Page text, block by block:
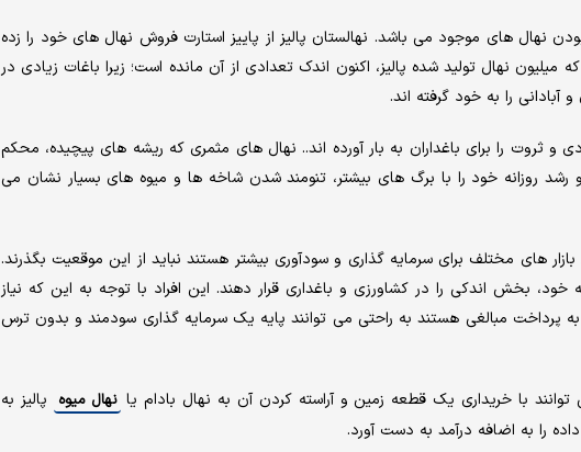
نهال های موجود می باشد. نهالستان پالیز از پاییز استارت فروش نهال های خود را زده
میلیون نهال تولید شده پالیز، اکنون اندک تعدادی از آن مانده است؛ زیرا باغات زیادی در
آبادانی را به خود گرفته اند.
و ثروت را برای باغداران به بار آورده اند.. نهال های مثمری که ریشه های پیچیده، محکم
رشد روزانه خود را با برگ های بیشتر، تنومند شدن شاخه ها و میوه های بسیار نشان می
های مختلف برای سرمایه گذاری و سودآوری بیشتر هستند نباید از این موقعیت بگذرند‌.
خود، بخش اندکی را در کشاورزی و باغداری قرار دهند. این افراد با توجه به این که نیاز
پرداخت مبالغی هستند به راحتی می توانند پایه یک سرمایه گذاری سودمند و بدون ترس
با خریداری یک قطعه زمین و آراسته کردن آن به نهال بادام یا نهال میوه پالیز به
را به اضافه درآمد به دست آورد.